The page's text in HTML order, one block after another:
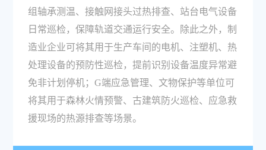
组轴承测温、接触网接头过热排查、站台电气设备
日常巡检，保障轨道交通运行安全。除此之外，制
造业企业可将其用于生产车间的电机、注塑机、热
处理设备的预防性巡检，提前识别设备温度异常避
免非计划停机；G端应急管理、文物保护等单位可
将其用于森林火情预警、古建筑防火巡检、应急救
援现场的热源排查等场景。